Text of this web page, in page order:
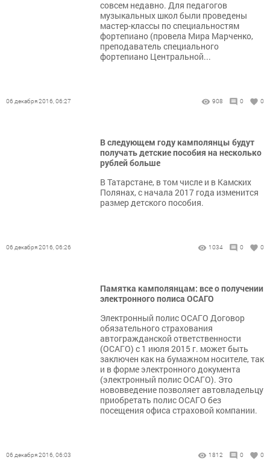
совсем недавно. Для педагогов
музыкальных школ были проведены
мастер-классы по специальностям
фортепиано (провела Мира Марченко,
преподаватель специального
фортепиано Центральной...
06 декабря 2016, 06:27 908 0 0
В следующем году камполянцы будут
получать детские пособия на несколько
рублей больше
В Татарстане, в том числе и в Камских
Полянах, с начала 2017 года изменится
размер детского пособия.
06 декабря 2016, 06:26 1034 0 0
Памятка камполянцам: все о получении
электронного полиса ОСАГО
Электронный полис ОСАГО Договор
обязательного страхования
автогражданской ответственности
(ОСАГО) с 1 июля 2015 г. может быть
заключен как на бумажном носителе, так
и в форме электронного документа
(электронный полис ОСАГО). Это
нововведение позволяет автовладельцу
приобретать полис ОСАГО без
посещения офиса страховой компании.
06 декабря 2016, 06:03 1812 0 0